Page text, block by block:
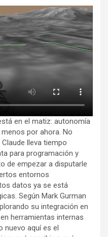
en el matiz: autonomía
por ahora. No
lleva tiempo
para programación y
de empezar a disputarle
entornos
datos ya se está
Según Mark Gurman
su integración en
herramientas internas
nuevo aquí es el